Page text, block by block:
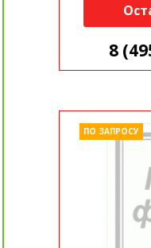
8
ПО ЗАПРОСУ